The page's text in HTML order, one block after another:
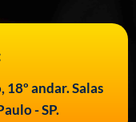
andar. Salas
- SP.